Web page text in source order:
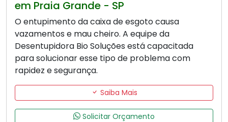
em Praia Grande - SP
O entupimento da caixa de esgoto causa
vazamentos e mau cheiro. A equipe da
Desentupidora Bio Soluções está capacitada
para solucionar esse tipo de problema com
rapidez e segurança.
Saiba Mais
Solicitar Orçamento